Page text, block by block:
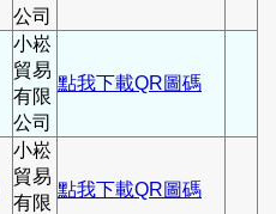
公司
小崧
貿易
有限
公司
點我下載QR圖碼
小崧
貿易
有限
點我下載QR圖碼